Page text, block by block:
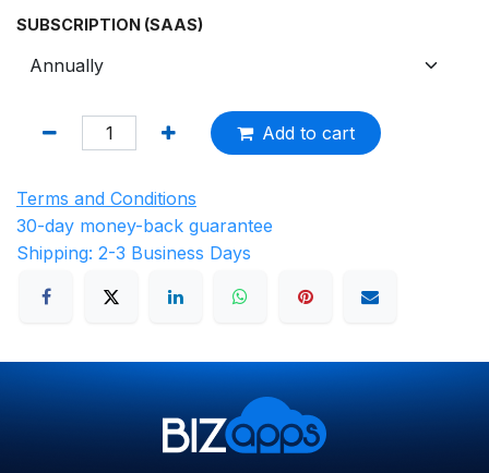
SUBSCRIPTION (SAAS)
Add to cart
Terms and Conditions
30-day money-back guarantee
Shipping: 2-3 Business Days